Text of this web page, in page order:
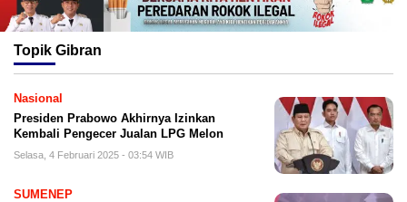
Topik Gibran
Nasional
Presiden Prabowo Akhirnya Izinkan
Kembali Pengecer Jualan LPG Melon
Selasa, 4 Februari 2025 - 03:54 WIB
SUMENEP